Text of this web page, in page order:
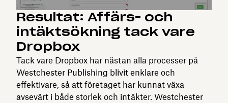
Resultat: Affärs- och
intäktsökning tack vare
Dropbox
Tack vare Dropbox har nästan alla processer på
Westchester Publishing blivit enklare och
effektivare, så att företaget har kunnat växa
avsevärt i både storlek och intäkter. Westchester